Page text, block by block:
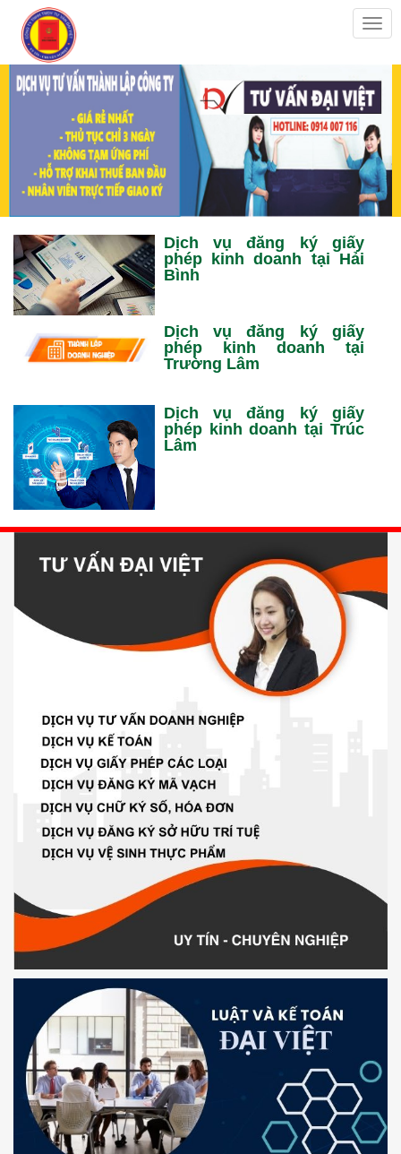
Dịch vụ đăng ký giấy
phép kinh doanh tại Hải
Bình
Dịch vụ đăng ký giấy
phép kinh doanh tại
Trường Lâm
Dịch vụ đăng ký giấy
phép kinh doanh tại Trúc
Lâm